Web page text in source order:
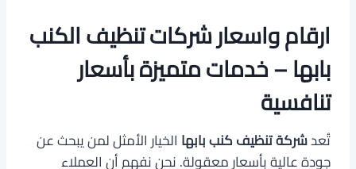
ارقام واسعار شركات تنظيف الكنب
بابها – خدمات متميزة بأسعار
تنافسية
تُعدشركة تنظيف كنب بابها الخيار الأمثل لمن يبحث عن
جودة عالية بأسعار معقولة. نحن نفهم أن العملاء